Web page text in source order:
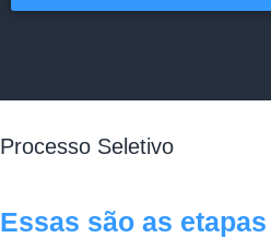
Processo Seletivo
Essas são as